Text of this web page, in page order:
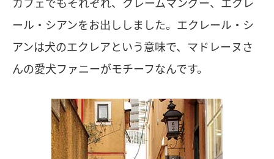
カフェでもそれぞれ、クレームマングー、エクレ
ール・シアンをお出ししました。エクレール・シ
アンは犬のエクレアという意味で、マドレーヌさ
んの愛犬ファニーがモチーフなんです。